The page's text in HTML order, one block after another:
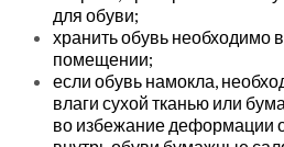
для обуви;
хранить обувь необходимо
помещении;
если обувь намокла,
влаги сухой тканью или
во избежание деформации